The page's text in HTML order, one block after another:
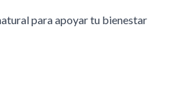
para apoyar tu bienestar